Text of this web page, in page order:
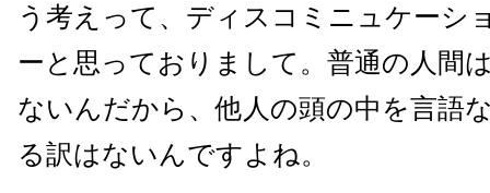
う考えって、ディスコミニュケーシ
ーと思っておりまして。普通の人間
ないんだから、他人の頭の中を言語
る訳はないんですよね。